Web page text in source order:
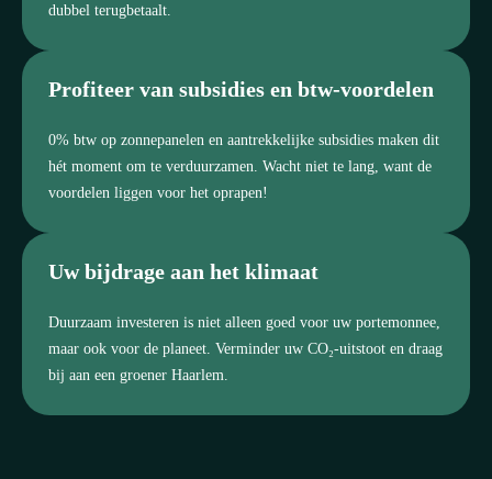
dubbel terugbetaalt.
Profiteer van subsidies en btw-voordelen
0% btw op zonnepanelen en aantrekkelijke subsidies maken dit
hét moment om te verduurzamen. Wacht niet te lang, want de
voordelen liggen voor het oprapen!
Uw bijdrage aan het klimaat
Duurzaam investeren is niet alleen goed voor uw portemonnee,
maar ook voor de planeet. Verminder uw CO₂-uitstoot en draag
bij aan een groener Haarlem.